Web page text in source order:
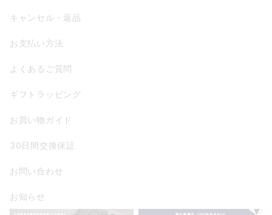
キャンセル・返品
お支払い方法
よくあるご質問
ギフトラッピング
お買い物ガイド
30日間交換保証
お問い合わせ
お知らせ